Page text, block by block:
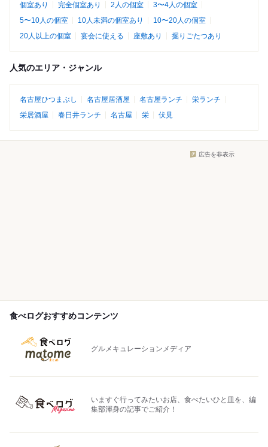
個室あり 完全個室あり 2人の個室
3〜4人の個室
5〜10人の個室
10人未満の個室あり
10〜20人の個室
20人以上の個室
宴会に使える 座敷あり 掘りごたつあり
人気のエリア・ジャンル
名古屋ひつまぶし 名古屋居酒屋 名古屋ランチ
栄ランチ
栄居酒屋
春日井ランチ 名古屋 栄 伏見
広告を非表示
食べログおすすめコンテンツ
グルメキュレーションメディア
いますぐ行ってみたいお店、食べたいひと皿を、編
集部渾身の記事でご紹介！